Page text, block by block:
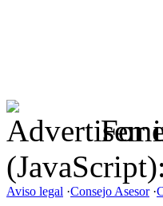
For
(JavaScript):
Aviso legal ·Consejo Asesor·